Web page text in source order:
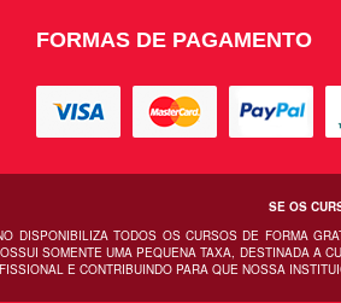
FORMAS DE PAGAMENTO
SE OS
DISPONIBILIZA TODOS OS CURSOS DE FORMA
SOMENTE UMA PEQUENA TAXA, DESTINADA A
E CONTRIBUINDO PARA QUE NOSSA